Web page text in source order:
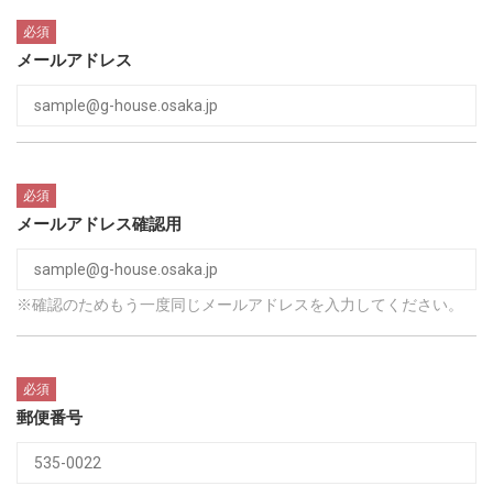
必須
メールアドレス
必須
メールアドレス確認用
※確認のためもう一度同じメールアドレスを入力してください。
必須
郵便番号